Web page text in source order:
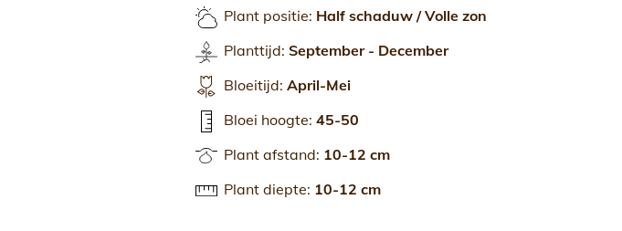
Plant positie: Half schaduw / Volle zon
Planttijd: September - December
Bloeitijd: April-Mei
Bloei hoogte: 45-50
Plant afstand: 10-12 cm
Plant diepte: 10-12 cm